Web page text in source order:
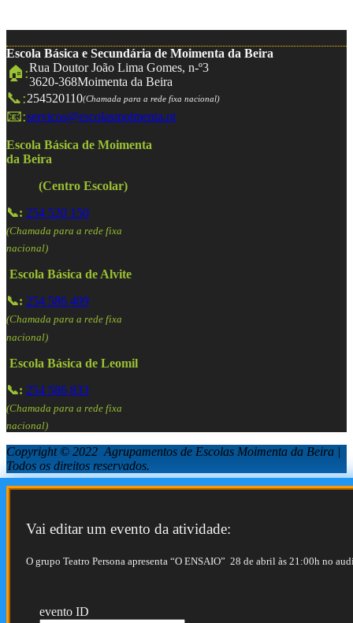
Escola Básica e Secundária de Moimenta da Beira
🏠:Rua Doutor João Lima Gomes, n-º3
3620-368Moimenta da Beira
📞:254520110(Chamada para a rede fixa nacional)
📧:servicos@escolasmoimenta.pt
Escola Básica de Moimenta
da Beira
(Centro Escolar)
📞: 254 520 150
(Chamada para a rede fixa
nacional)
Escola Básica de Alvite
📞: 254 586 409
(Chamada para a rede fixa
nacional)
Escola Básica de Leomil
📞: 254 586 833
(Chamada para a rede fixa
nacional)
Copyright © 2022 Agrupamentos de Escolas Moimenta da Beira |
Todos os direitos reservados.
Vai editar um evento da atividade:
O grupo Teatro Persona apresenta “O ENSAIO” 28 de abril às 21:00h no
evento ID